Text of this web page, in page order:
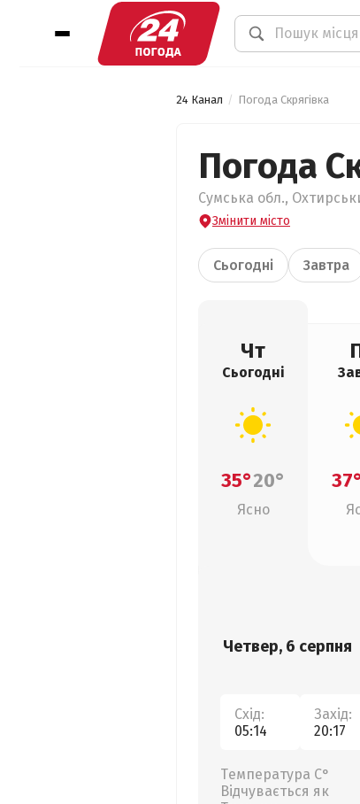
24 Канал Погода Скрягівка
Погода
Сумська обл.,
Змінити місто
Сьогодні Завтра
Чт
Сьогодні
35°20°
Ясно
37°
Четвер, 6 серпня
Схід:
05:14
Захід:
20:17
Температура С°
Відчувається як